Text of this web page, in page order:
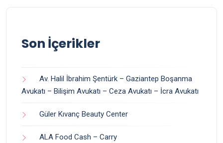
Son İçerikler
Av. Halil İbrahim Şentürk – Gaziantep Boşanma
Avukatı – Bilişim Avukatı – Ceza Avukatı – İcra Avukatı
Güler Kıvanç Beauty Center
ALA Food Cash – Carry